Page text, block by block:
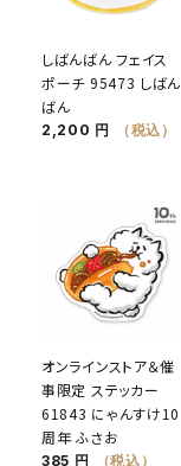
しばんばん フェイス
ポーチ 95473 しばん
ばん
2,200 円 （税込）
オンラインストア＆催
事限定 ステッカー
61843 にゃんすけ10
周年 ふさお
385 円 （税込）